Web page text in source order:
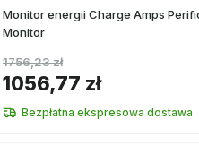
Monitor energii Charge Amps
Monitor
1056,77 zł
1756,23 zł
Bezpłatna ekspresowa dostawa